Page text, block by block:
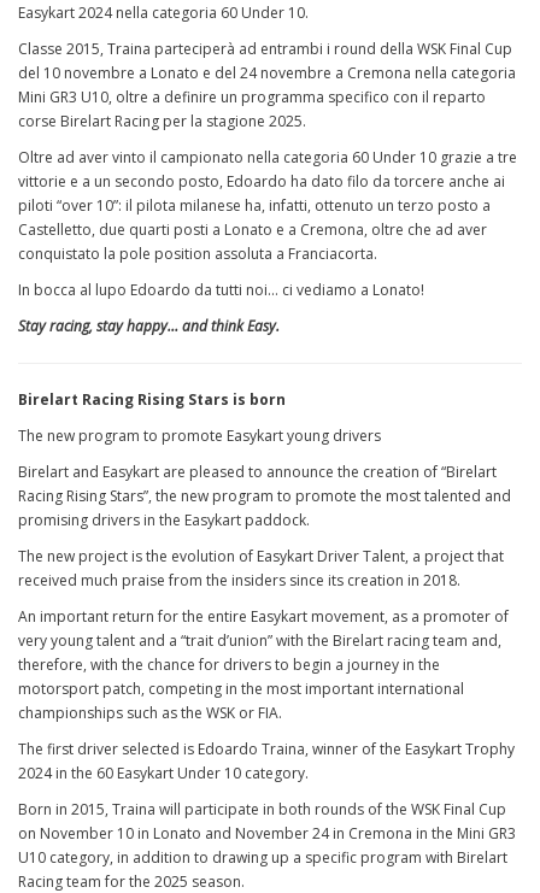
Easykart 2024 nella categoria 60 Under 10.
Classe 2015, Traina parteciperà ad entrambi i round della WSK Final Cup
del 10 novembre a Lonato e del 24 novembre a Cremona nella categoria
Mini GR3 U10, oltre a definire un programma specifico con il reparto
corse Birelart Racing per la stagione 2025.
Oltre ad aver vinto il campionato nella categoria 60 Under 10 grazie a tre
vittorie e a un secondo posto, Edoardo ha dato filo da torcere anche ai
piloti “over 10”: il pilota milanese ha, infatti, ottenuto un terzo posto a
Castelletto, due quarti posti a Lonato e a Cremona, oltre che ad aver
conquistato la pole position assoluta a Franciacorta.
In bocca al lupo Edoardo da tutti noi… ci vediamo a Lonato!
Stay racing, stay happy… and think Easy.
Birelart Racing Rising Stars is born
The new program to promote Easykart young drivers
Birelart and Easykart are pleased to announce the creation of “Birelart
Racing Rising Stars”, the new program to promote the most talented and
promising drivers in the Easykart paddock.
The new project is the evolution of Easykart Driver Talent, a project that
received much praise from the insiders since its creation in 2018.
An important return for the entire Easykart movement, as a promoter of
very young talent and a “trait d’union” with the Birelart racing team and,
therefore, with the chance for drivers to begin a journey in the
motorsport patch, competing in the most important international
championships such as the WSK or FIA.
The first driver selected is Edoardo Traina, winner of the Easykart Trophy
2024 in the 60 Easykart Under 10 category.
Born in 2015, Traina will participate in both rounds of the WSK Final Cup
on November 10 in Lonato and November 24 in Cremona in the Mini GR3
U10 category, in addition to drawing up a specific program with Birelart
Racing team for the 2025 season.